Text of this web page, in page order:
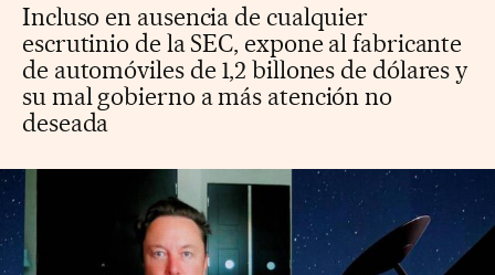
Incluso en ausencia de cualquier
escrutinio de la SEC, expone al fabricante
de automóviles de 1,2 billones de dólares y
su mal gobierno a más atención no
deseada